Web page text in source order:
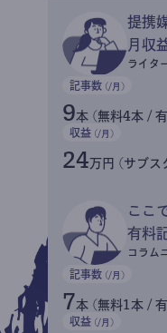
提携
月収
ライタ
記事数 (/月)
9本 (無料4本 /
収益 (/月)
24万円 (サブス
ここ
有料
コラム
記事数 (/月)
7本 (無料1本 /
収益 (/月)